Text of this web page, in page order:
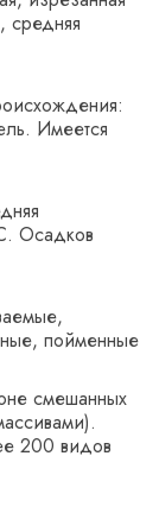
средн­яя
Имеется
Осадков
пойменные
смешанных
200 видов